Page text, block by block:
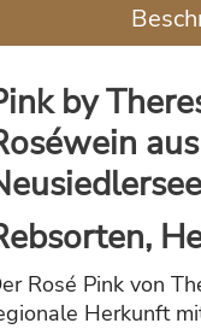
by
Rosé Pink von
Herkunft